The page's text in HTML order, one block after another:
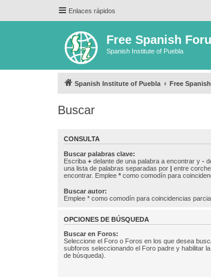
Enlaces rápidos
Free Spanish
Spanish Institute of Puebla
Spanish Institute of Puebla Free
Buscar
CONSULTA
Buscar palabras clave:
Escriba + delante de una palabra a encontrar y -
una lista de palabras separadas por | entre
encontrar. Emplee * como comodín para
Buscar autor:
Emplee * como comodín para coincidencias
OPCIONES DE BÚSQUEDA
Buscar en Foros:
Seleccione el Foro o Foros en los que desea
subforos seleccionando el Foro padre y habilitar
de búsqueda).